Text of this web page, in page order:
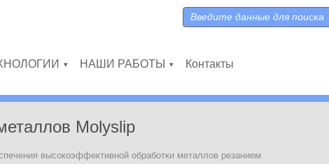
Форма поиска
Поиск
НАШИ РАБОТЫ Контакты
Molyslip
высокоэффективной обработки металлов резанием